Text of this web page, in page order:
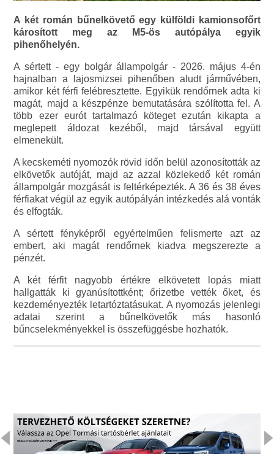
A két román bűnelkövető egy külföldi kamionsofőrt
károsított meg az M5-ös autópálya egyik
pihenőhelyén.
A sértett - egy bolgár állampolgár - 2026. május 4-én
hajnalban a lajosmizsei pihenőben aludt járművében,
amikor két férfi felébresztette. Egyikük rendőrnek adta ki
magát, majd a készpénze bemutatására szólította fel. A
több ezer eurót tartalmazó köteget ezután kikapta a
meglepett áldozat kezéből, majd társával együtt
elmenekült.
A kecskeméti nyomozók rövid időn belül azonosították az
elkövetők autóját, majd az azzal közlekedő két román
állampolgár mozgását is feltérképezték. A 36 és 38 éves
férfiakat végül az egyik autópályán intézkedés alá vonták
és elfogták.
A sértett fényképről egyértelműen felismerte azt az
embert, aki magát rendőrnek kiadva megszerezte a
pénzét.
A két férfit nagyobb értékre elkövetett lopás miatt
hallgatták ki gyanúsítottként; őrizetbe vették őket, és
kezdeményezték letartóztatásukat. A nyomozás jelenlegi
adatai szerint a bűnelkövetők más hasonló
bűncselekményekkel is összefüggésbe hozhatók.